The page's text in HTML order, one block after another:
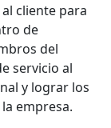
cliente para
de
del
servicio al
y lograr los
empresa.